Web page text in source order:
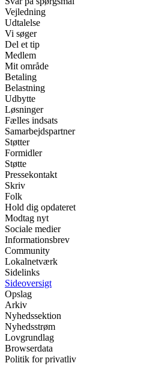
Vejledning
Udtalelse
Vi søger
Del et tip
Medlem
Mit område
Betaling
Belastning
Udbytte
Løsninger
Fælles indsats
Samarbejdspartner
Støtter
Formidler
Støtte
Pressekontakt
Skriv
Folk
Hold dig opdateret
Modtag nyt
Sociale medier
Informationsbrev
Community
Lokalnetværk
Sidelinks
Sideoversigt
Opslag
Arkiv
Nyhedssektion
Nyhedsstrøm
Lovgrundlag
Browserdata
Politik for privatliv